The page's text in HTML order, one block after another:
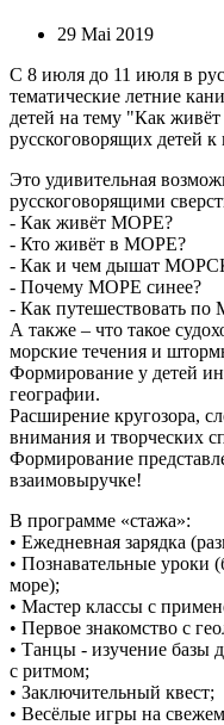
29 Mai 2019
С 8 июля до 11 июля в
тематические летние
детей на тему "Как
русскоговорящих детей
Это удивительная
русскоговорящими
- Как живёт МОРЕ?
- Кто живёт в МОРЕ?
- Как и чем дышат
- Почему МОРЕ синее?
- Как путешествовать
А также – что такое
морские течения и
Формирование у детей
географии.
Расширение кругозора,
внимания и творческих
Формирование
взаимовыручке!
В программе «стажа»:
• Ежедневная зарядка
• Познавательные уроки
море);
• Мастер классы с
• Первое знакомство с
• Танцы - изучение базы
с ритмом;
• Заключительный квест;
• Весёлые игры на